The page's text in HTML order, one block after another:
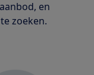
en
zoeken.